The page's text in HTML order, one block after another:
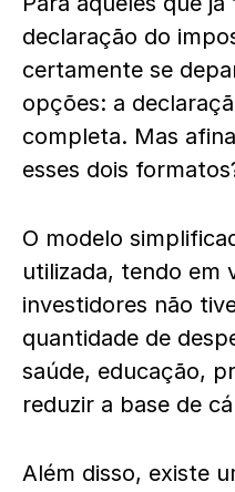
declaração do
certamente se
opções: a
completa. Mas
esses dois
O modelo
utilizada, tendo em
investidores não
quantidade de
saúde, educação,
reduzir a base de
Além disso, existe